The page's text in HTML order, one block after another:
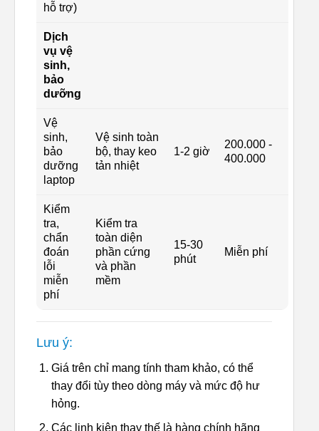
hỗ trợ)
Dịch
vụ vệ
sinh,
bảo
dưỡng
Vệ
sinh,
bảo
dưỡng
laptop
Vệ sinh toàn
bộ, thay keo
tản nhiệt
1-2 giờ
200.000 -
400.000
Kiểm
tra,
chẩn
đoán
lỗi
miễn
phí
Kiểm tra
toàn diện
phần cứng
và phần
mềm
15-30
phút
Miễn phí
Lưu ý:
Giá trên chỉ mang tính tham khảo, có thể
thay đổi tùy theo dòng máy và mức độ hư
hỏng.
Các linh kiện thay thế là hàng chính hãng